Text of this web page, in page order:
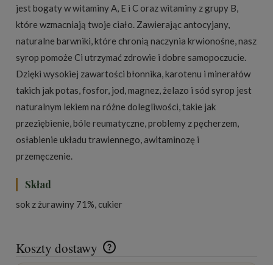
jest bogaty w witaminy A, E i C oraz witaminy z grupy B,
które wzmacniają twoje ciało. Zawierając antocyjany,
naturalne barwniki, które chronią naczynia krwionośne, nasz
syrop pomoże Ci utrzymać zdrowie i dobre samopoczucie.
Dzięki wysokiej zawartości błonnika, karotenu i minerałów
takich jak potas, fosfor, jod, magnez, żelazo i sód syrop jest
naturalnym lekiem na różne dolegliwości, takie jak
przeziębienie, bóle reumatyczne, problemy z pęcherzem,
osłabienie układu trawiennego, awitaminozę i
przemęczenie.
Skład
sok z żurawiny 71%, cukier
Koszty dostawy